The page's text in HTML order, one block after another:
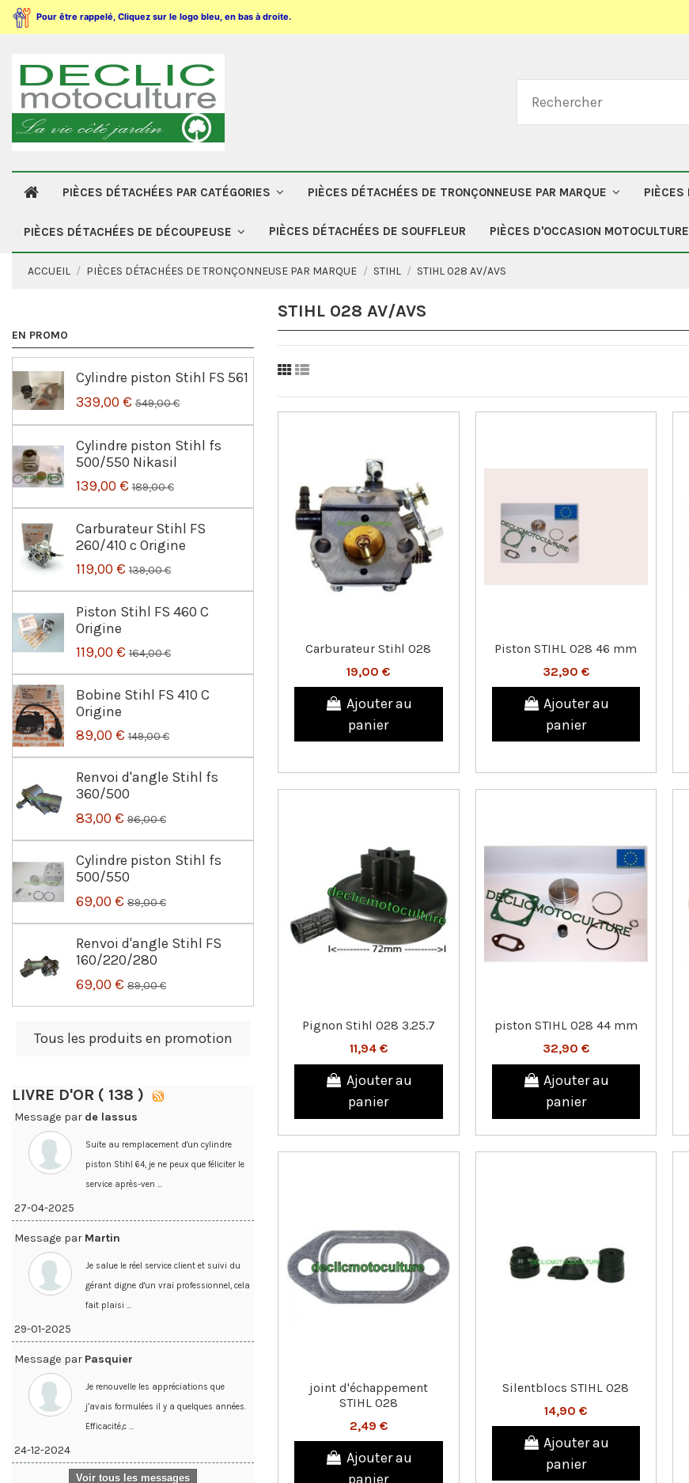
Pour être rappelé, Cliquez sur le logo bleu, en bas à droite.
PIÈCES DÉTACHÉES PAR CATÉGORIES PIÈCES DÉTACHÉES DE TRONÇONNEUSE PAR MARQUE PIÈCES
PIÈCES DÉTACHÉES DE DÉCOUPEUSE PIÈCES DÉTACHÉES DE SOUFFLEUR PIÈCES D'OCCASION MOTOCULTURE
ACCUEIL PIÈCES DÉTACHÉES DE TRONÇONNEUSE PAR MARQUE STIHL STIHL 028 AV/AVS
STIHL 028 AV/AVS
Carburateur Stihl 028
19,00 €
Ajouter au
panier
Piston STIHL 028 46 mm
32,90 €
Ajouter au
panier
Pignon Stihl 028 3.25.7
11,94 €
Ajouter au
panier
piston STIHL 028 44 mm
32,90 €
Ajouter au
panier
joint d'échappement
STIHL 028
2,49 €
Ajouter au
panier
Silentblocs STIHL 028
14,90 €
Ajouter au
panier
EN PROMO
Cylindre piston Stihl FS 561
339,00 € 549,00 €
Cylindre piston Stihl fs
500/550 Nikasil
139,00 € 189,00 €
Carburateur Stihl FS
260/410 c Origine
119,00 € 139,00 €
Piston Stihl FS 460 C
Origine
119,00 € 164,00 €
Bobine Stihl FS 410 C
Origine
89,00 € 149,00 €
Renvoi d'angle Stihl fs
360/500
83,00 € 96,00 €
Cylindre piston Stihl fs
500/550
69,00 € 89,00 €
Renvoi d'angle Stihl FS
160/220/280
69,00 € 89,00 €
Tous les produits en promotion
LIVRE D'OR ( 138 )
Message par de lassus
Suite au remplacement d'un cylindre
piston Stihl 64, je ne peux que féliciter le
service après-ven ...
27-04-2025
Message par Martin
Je salue le réel service client et suivi du
gérant digne d'un vrai professionnel, cela
fait plaisi ...
29-01-2025
Message par Pasquier
Je renouvelle les appréciations que
j’avais formulées il y a quelques années.
Efficacité,c ...
24-12-2024
Voir tous les messages